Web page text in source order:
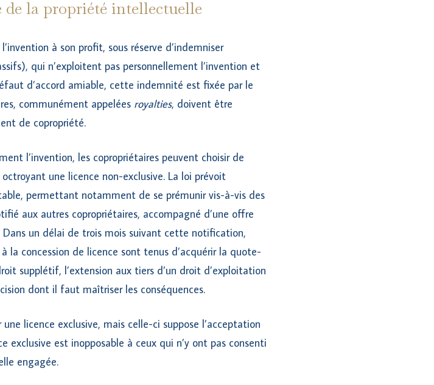
de la propriété intellectuelle
à son profit, sous réserve d’indemniser
qui n’exploitent pas personnellement l’invention et
d’accord amiable, cette indemnité est fixée par le
communément appelées royalties, doivent être
de copropriété.
l’invention, les copropriétaires peuvent choisir de
une licence non-exclusive. La loi prévoit
permettant notamment de se prémunir vis-à-vis des
aux autres copropriétaires, accompagné d’une offre
un délai de trois mois suivant cette notification,
la concession de licence sont tenus d’acquérir la quote-
supplétif, l’extension aux tiers d’un droit d’exploitation
dont il faut maîtriser les conséquences.
licence exclusive, mais celle-ci suppose l’acceptation
exclusive est inopposable à ceux qui n’y ont pas consenti
engagée.